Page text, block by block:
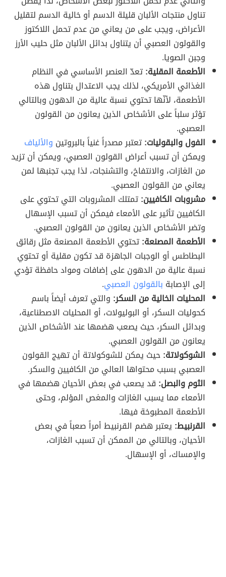
تناول منتجات الألبان قليلة الدسم أو خالية الدسم لتقليل
الأعراض، ويجب على من يعاني من عدم تحمل اللاكتوز
والقولون العصبي أن يتناول بدائل الألبان مثل حليب الأرز
وجبن الصويا.
الأطعمة المقلية:تعدّ العنصر الأساسي في النظام
الغذائي الأمريكي، لذلك يجب الاعتدال بتناول هذه
الأطعمة، لأنّها تحتوي نسبة عالية من الدهون وبالتالي
تؤثر سلباً على الأشخاص الذين يعانون من القولون
العصبي.
الفول والبقوليات:تعتبر مصدراً غنياً بالبروتين والألياف
ويمكن أن تسبب أعراض القولون العصبي، ويمكن أن تزيد
من الغازات، والانتفاخ، والتشنجات، لذا يجب تجنبها لمن
يعاني من القولون العصبي.
مشروبات الكافيين:تمتلك المشروبات التي تحتوي على
الكافيين تأثير على الأمعاء فيمكن أن تسبب الإسهال
وتضر الأشخاص الذين يعانون من القولون العصبي.
الأطعمة المصنعة:تحتوي الأطعمة المصنعة مثل رقائق
البطاطس أو الوجبات الجاهزة قد تكون مقلية أو تحتوي
نسبة عالية من الدهون على إضافات ومواد حافظة تؤدي
إلى الإصابة بالقولون العصبي.
المحليات الخالية من السكر: والتي تعرف أيضاً باسم
كحوليات السكر، أو البوليولات، أو المحليات الاصطناعية،
وبدائل السكر، حيث يصعب هضمها عند الأشخاص الذين
يعانون من القولون العصبي.
الشوكولاتة:حيث يمكن للشوكولاتة أن تهيج القولون
العصبي بسبب محتواها العالي من الكافيين والسكر.
الثوم والبصل: قد يصعب في بعض الأحيان هضمها في
الأمعاء مما يسبب الغازات والمغص المؤلم، وحتى
الأطعمة المطبوخة فيها.
القرنبيط: يعتبر هضم القرنبيط أمراً صعباً في بعض
الأحيان، وبالتالي من الممكن أن تسبب الغازات،
والإمساك، أو الإسهال.